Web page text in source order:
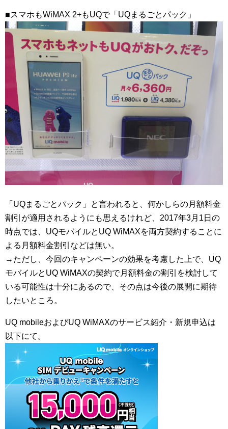
■スマホもWiMAX 2+もUQで「UQまるごとパック」
「UQまるごとパック」と言われると、何かしらの月額料金
割引が適用されるようにも思えるけれど、2017年3月1日の
時点では、UQモバイルとUQ WiMAXを両方契約することに
よる月額料金割引などは無い。
→ただし、今回のキャンペーンの効果を考慮した上で、UQ
モバイルとUQ WiMAXの契約で月額料金の割引を検討して
いる可能性は十分にあるので、その点は今後の展開に期待
したいところ。
UQ mobileおよびUQ WiMAXのサービス紹介・新規申込は
以下にて。